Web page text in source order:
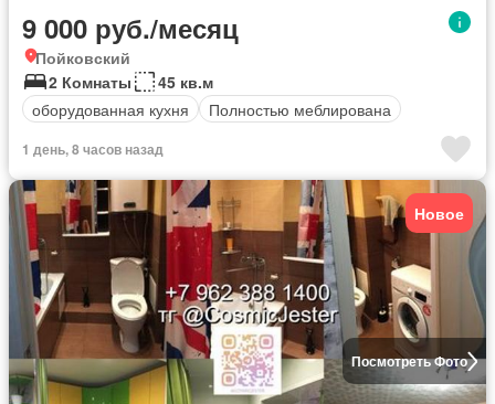
9 000 руб./месяц
Пойковский
2 Комнаты
45 кв.м
оборудованная кухня
Полностью меблирована
1 день, 8 часов назад
Посмотреть Фото
Новое